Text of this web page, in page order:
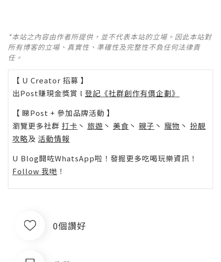
*本站之內容由作者所提供，並不代表本站的立場。因此本站對
所有博客的立場、真實性、準確性及完整性不負任何法律責
任。
【 U Creator 招募 】
出Post賺現金獎賞 l 登記《社群創作有價企劃》
【 睇Post + 參加品牌活動 】
瀏覽更多社群 打卡 丶 旅遊 丶 美食 丶 親子 丶 寵物 丶 扮靚
攻略及 活動情報
U Blog開咗WhatsApp啦！發掘更多吃喝玩樂資訊！
Follow 我哋 ！
0個讚好